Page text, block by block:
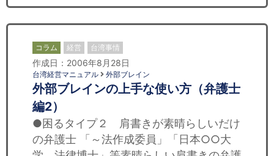
コラム 経営 台湾事情
作成日：2006年8月28日
台湾経営マニュアル 外部ブレイン
外部ブレインの上手な使い方（弁護士
編2）
●困るタイプ２ 肩書きが素晴らしいだけ
の弁護士 「～法作成委員」「日本○○大